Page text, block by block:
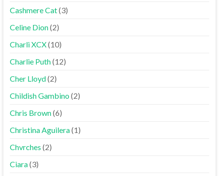
Cashmere Cat(3)
Celine Dion(2)
Charli XCX(10)
Charlie Puth(12)
Cher Lloyd(2)
Childish Gambino(2)
Chris Brown(6)
Christina Aguilera(1)
Chvrches (2)
Ciara(3)